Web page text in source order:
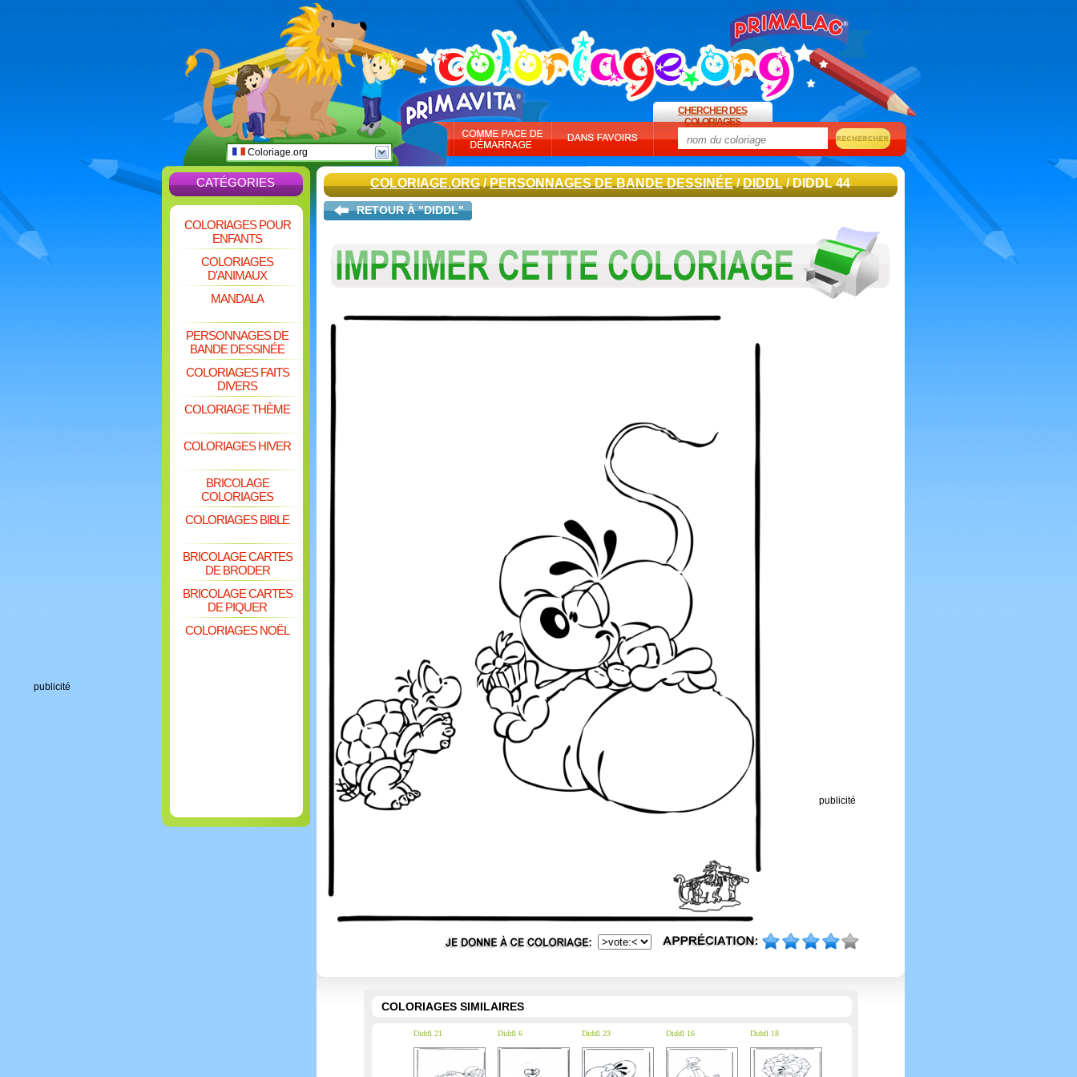
publicité
Coloriage.org
CHERCHER DES
COLORIAGES
CATÉGORIES
COLORIAGES POUR
ENFANTS
COLORIAGES
D'ANIMAUX
MANDALA
PERSONNAGES DE
BANDE DESSINÉE
COLORIAGES FAITS
DIVERS
COLORIAGE THÈME
COLORIAGES HIVER
BRICOLAGE
COLORIAGES
COLORIAGES BIBLE
BRICOLAGE CARTES
DE BRODER
BRICOLAGE CARTES
DE PIQUER
COLORIAGES NOËL
COLORIAGE.ORG/PERSONNAGES DE BANDE DESSINÉE/DIDDL/ DIDDL 44
RETOUR À "DIDDL"
publicité
COLORIAGES SIMILAIRES
Diddl 21 Diddl 6 Diddl 23 Diddl 16 Diddl 18